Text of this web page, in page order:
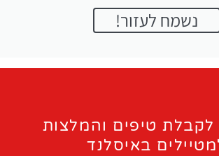
נשמח לעזור!
טיפים והמלצות
באיסלנד